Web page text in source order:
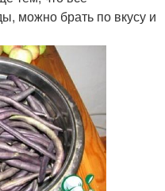
можно брать по вкусу и